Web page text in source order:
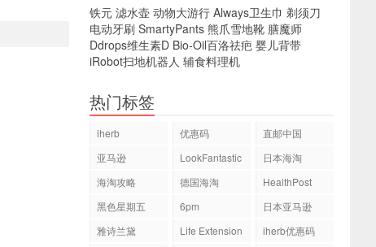
铁元 滤水壶 动物大游行 Always卫生巾 剃须刀
电动牙刷 SmartyPants 熊爪雪地靴 膳魔师
Ddrops维生素D Bio-Oil百洛祛疤 婴儿背带
iRobot扫地机器人 辅食料理机
热门标签
iherb 优惠码
直邮中国
亚马逊
LookFantastic
日本海淘
海淘攻略
德国海淘
HealthPost
黑色星期五
6pm
日本亚马逊
雅诗兰黛
Life Extension
iherb优惠码